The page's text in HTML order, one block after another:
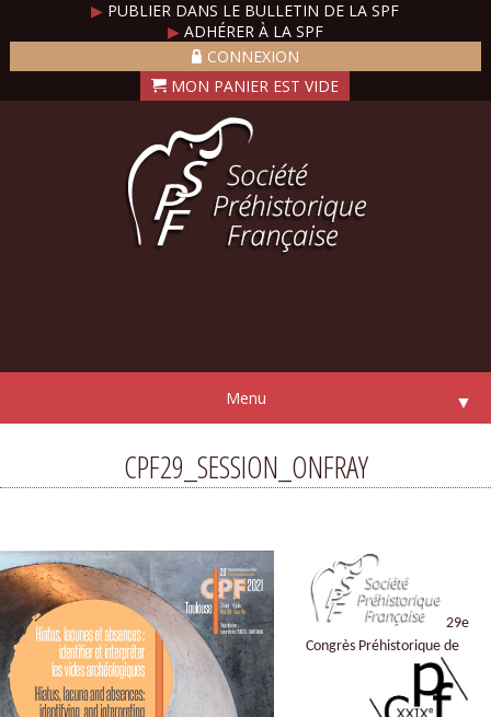
▶ PUBLIER DANS LE BULLETIN DE LA SPF
▶ADHÉRER À LA SPF
CONNEXION
Menu ▼
CPF29_SESSION_ONFRAY
29e
Congrès Préhistorique de